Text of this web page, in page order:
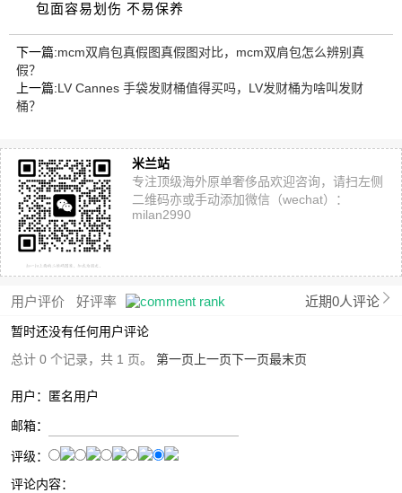
包面容易划伤 不易保养
下一篇:mcm双肩包真假图真假图对比，mcm双肩包怎么辨别真
假？
上一篇:LV Cannes 手袋发财桶值得买吗，LV发财桶为啥叫发财
桶？
米兰站
专注顶级海外原单奢侈品欢迎咨询，请扫左侧
二维码亦或手动添加微信（wechat）：
milan2990
用户评价 好评率 近期0人评论
暂时还没有任何用户评论
总计 0 个记录，共 1 页。 第一页 上一页下一页最末页
用户：匿名用户
邮箱：
评级：
评论内容：